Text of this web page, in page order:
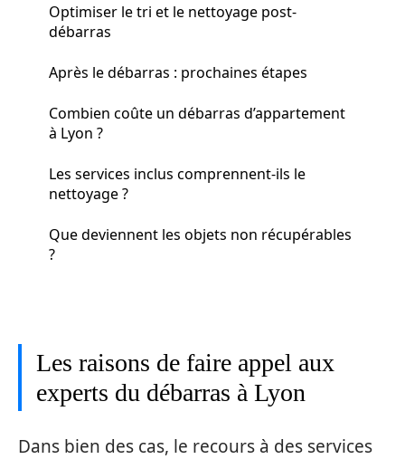
Optimiser le tri et le nettoyage post-
débarras
Après le débarras : prochaines étapes
Combien coûte un débarras d’appartement
à Lyon ?
Les services inclus comprennent-ils le
nettoyage ?
Que deviennent les objets non récupérables
?
Les raisons de faire appel aux
experts du débarras à Lyon
Dans bien des cas, le recours à des services